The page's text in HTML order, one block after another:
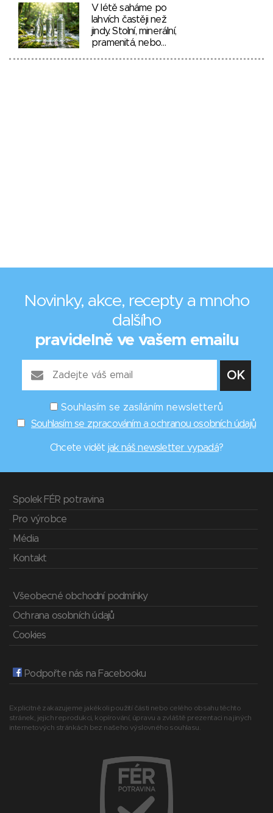
V létě saháme po
lahvích častěji než
jindy. Stolní, minerální,
pramenitá, nebo…
Novinky, akce, recepty a mnoho
dalšího
pravidelně ve vašem emailu
Souhlasím se zasíláním newsletterů
Souhlasím se zpracováním a ochranou osobních údajů
Chcete vidět jak náš newsletter vypadá?
Spolek FÉR potravina
Pro výrobce
Média
Kontakt
Všeobecné obchodní podmínky
Ochrana osobních údajů
Cookies
Podpořte nás na Facebooku
Explicitně zakazujeme jakékoli použití části nebo celého obsahu těchto
stránek, jejich reprodukci, kopírování, úpravu a zvláště prezentaci na jiných
internetových stránkách bez našeho výslovného souhlasu.